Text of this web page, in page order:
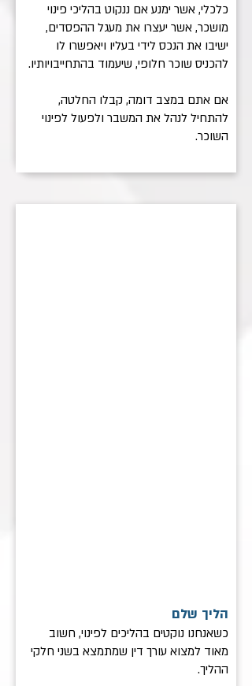
כלכלי, אשר ימנע אם ננקוט בהליכי פינוי
מושכר, אשר יעצרו את מעגל ההפסדים,
ישיבו את הנכס לידי בעליו ויאפשרו לו
להכניס שוכר חלופי, שיעמוד בהתחייבויותיו.
אם אתם במצב דומה, קבלו החלטה,
להתחיל לנהל את המשבר ולפעול לפינוי
השוכר.
הליך שלם
כשאנחנו נוקטים בהליכים לפינוי, חשוב
מאוד למצוא עורך דין שמתמצא בשני חלקי
ההליך.